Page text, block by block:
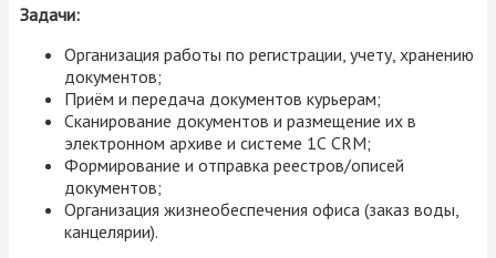
Задачи:
Организация работы по регистрации, учету, хранению
документов;
Приём и передача документов курьерам;
Сканирование документов и размещение их в
электронном архиве и системе 1С CRM;
Формирование и отправка реестров/описей
документов;
Организация жизнеобеспечения офиса (заказ воды,
канцелярии).